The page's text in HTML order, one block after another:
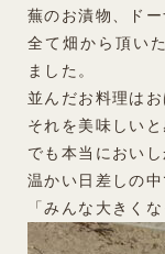
蕪のお漬物、ド
全て畑から頂い
ました。
並んだお料理は
それを美味しいと
でも本当においし
温かい日差しの
「みんな大きくな